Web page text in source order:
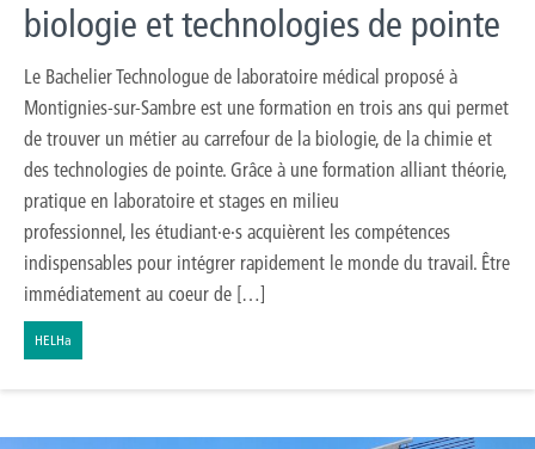
biologie et technologies de pointe
Le Bachelier Technologue de laboratoire médical proposé à
Montignies-sur-Sambre est une formation en trois ans qui permet
de trouver un métier au carrefour de la biologie, de la chimie et
des technologies de pointe. Grâce à une formation alliant théorie,
pratique en laboratoire et stages en milieu
professionnel, les étudiant·e·s acquièrent les compétences
indispensables pour intégrer rapidement le monde du travail. Être
immédiatement au coeur de […]
HELHa